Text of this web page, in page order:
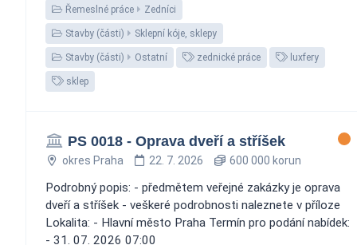
Řemeslné práce Zedníci
Stavby (části) Sklepní kóje, sklepy
Stavby (části) Ostatní zednické práce luxfery
sklep
PS 0018 - Oprava dveří a stříšek
okres Praha 22. 7. 2026 600 000 korun
Podrobný popis: - předmětem veřejné zakázky je oprava
dveří a stříšek - veškeré podrobnosti naleznete v příloze
Lokalita: - Hlavní město Praha Termín pro podání nabídek:
- 31. 07. 2026 07:00